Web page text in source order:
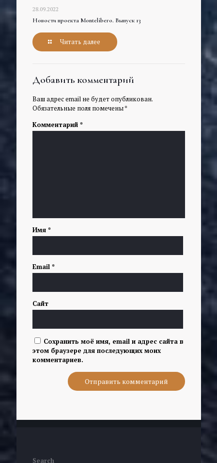
28.09.2022
Новости проекта Montelibero. Выпуск 13
Читать далее
Добавить комментарий
Ваш адрес email не будет опубликован.
Обязательные поля помечены*
Комментарий *
Имя *
Email *
Сайт
Сохранить моё имя, email и адрес сайта в
этом браузере для последующих моих
комментариев.
Search